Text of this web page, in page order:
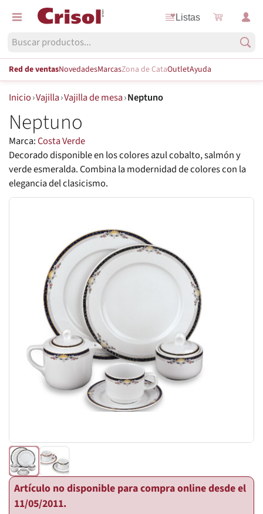
Listas
Red de ventasNovedadesMarcasZona de CataOutletAyuda
Inicio›Vajilla›Vajilla de mesa›Neptuno
Neptuno
Marca:Costa Verde
Decorado disponible en los colores azul cobalto, salmón y
verde esmeralda. Combina la modernidad de colores con la
elegancia del clasicismo.
Artículo no disponible para compra online desde el
11/05/2011.